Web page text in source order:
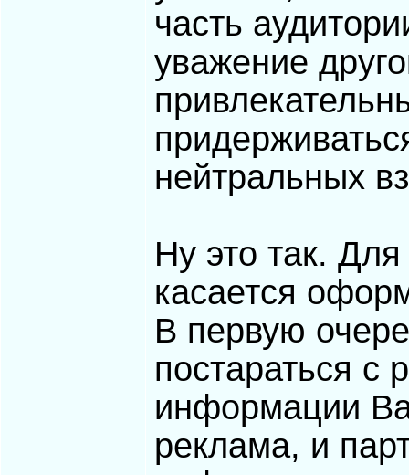
часть
уважение
нейтральных
Ну это так.
касается
В первую
постараться с
информации
реклама, и